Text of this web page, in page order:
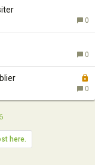
0
0
r
0
here.